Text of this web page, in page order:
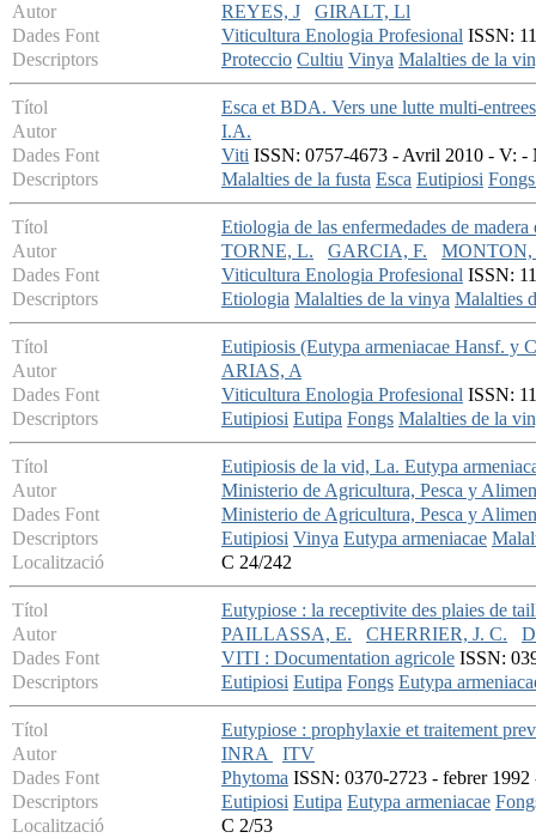
Autor
REYES, J
GIRALT, Ll
Dades Font
Viticultura Enologia Profesional ISSN:
Descriptors
Proteccio Cultiu Vinya Malalties de la
Títol
Esca et BDA. Vers une lutte multi-entrees
Autor
I.A.
Dades Font
Viti ISSN: 0757-4673 - Avril 2010 - V: -
Descriptors
Malalties de la fusta Esca Eutipiosi
Títol
Etiologia de las enfermedades de madera
Autor
TORNE, L. GARCIA, F.
MONTON,
Dades Font
Viticultura Enologia Profesional ISSN:
Descriptors
Etiologia Malalties de la vinya Malalties
Títol
Eutipiosis (Eutypa armeniacae Hansf. y
Autor
ARIAS, A
Dades Font
Viticultura Enologia Profesional ISSN:
Descriptors
Eutipiosi Eutipa Fongs Malalties de la
Títol
Eutipiosis de la vid, La. Eutypa
Autor
Ministerio de Agricultura, Pesca y
Dades Font
Ministerio de Agricultura, Pesca y
Descriptors
Eutipiosi Vinya Eutypa armeniacae
Localització
C 24/242
Títol
Eutypiose : la receptivite des plaies de
Autor
PAILLASSA, E. CHERRIER, J. C.
Dades Font
VITI : Documentation agricole ISSN:
Descriptors
Eutipiosi Eutipa Fongs Eutypa
Títol
Eutypiose : prophylaxie et traitement
Autor
INRA
ITV
Dades Font
Phytoma ISSN: 0370-2723 - febrer
Descriptors
Eutipiosi Eutipa Eutypa armeniacae
Localització
C 2/53